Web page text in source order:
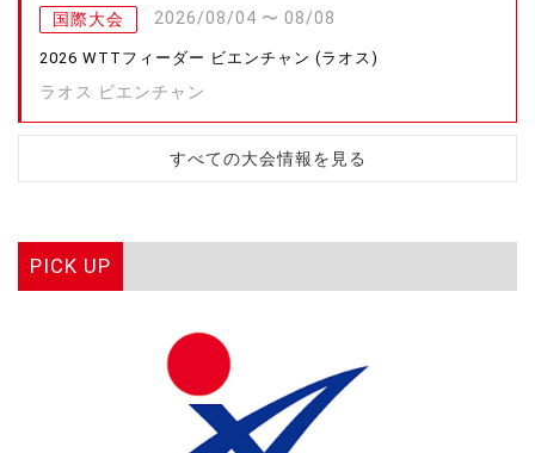
国際大会 2026/08/04 〜 08/08
2026 WTTフィーダー ビエンチャン (ラオス)
ラオス ビエンチャン
すべての大会情報を見る
PICK UP